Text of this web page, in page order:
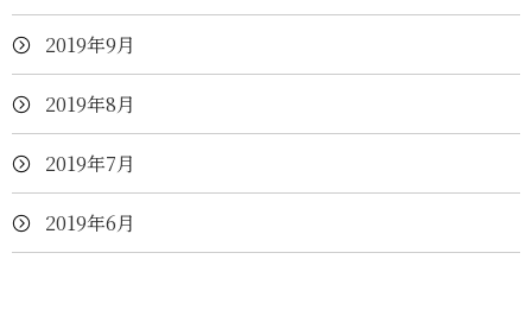
2019年9月
2019年8月
2019年7月
2019年6月